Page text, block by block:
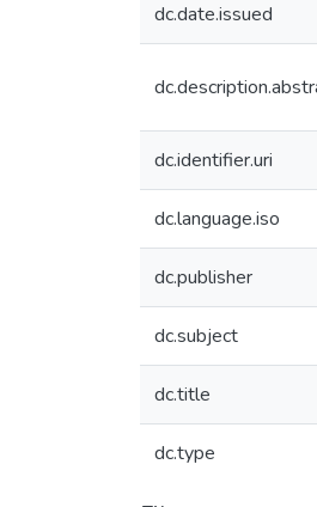
dc.date.issued
dc.identifier.uri
dc.language.iso
dc.publisher
dc.subject
dc.title
dc.type